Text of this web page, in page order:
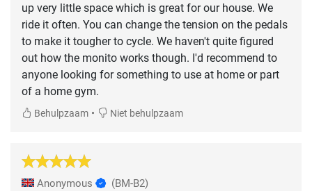
up very little space which is great for our house. We
ride it often. You can change the tension on the pedals
to make it tougher to cycle. We haven't quite figured
out how the monito works though. I'd recommend to
anyone looking for something to use at home or part
of a home gym.
Behulpzaam • Niet behulpzaam
Anonymous (BM-B2)